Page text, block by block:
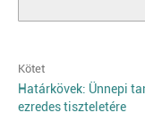
Kötet
Határkövek: Ünnepi
ezredes tiszteletére